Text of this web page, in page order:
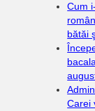
Cum
bătăi
Carei